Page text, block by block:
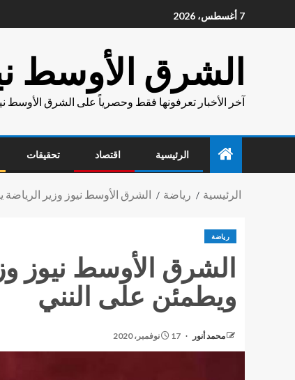
7 أغسطس، 2026
الشرق الأوسط
آخر الأخبار تعرفونها فقط وحصرياً على الشرق الأوسط
الرئيسية اقتصاد تحقيقات
الرئيسية رياضة الشرق الأوسط نيوز وزير
رياضة
الشرق الأوسط نيوز
ويطمئن على النني
محمد أنور 17 نوفمبر، 2020